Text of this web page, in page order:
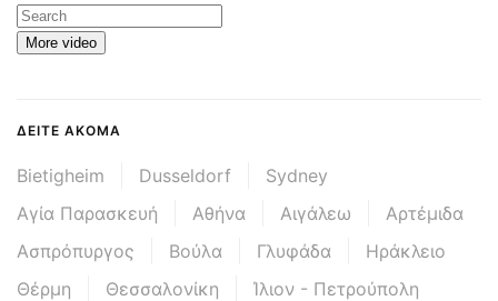
More video
ΔΕΊΤΕ ΑΚΌΜΑ
Bietigheim Dusseldorf
Sydney
Αγία Παρασκευή
Αθήνα Αιγάλεω
Αρτέμιδα
Ασπρόπυργος
Βούλα Γλυφάδα
Ηράκλειο
Θέρμη
Θεσσαλονίκη
Ίλιον - Πετρούπολη